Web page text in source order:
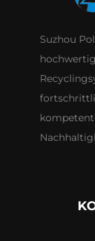
Suzhou